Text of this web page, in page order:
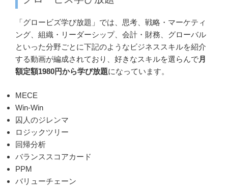
「グロービズ学び放題」では、思考、戦略・マーケティ
ング、組織・リーダーシップ、会計・財務、グローバル
といった分野ごとに下記のようなビジネススキルを紹介
する動画が編成されており、好きなスキルを選らんで月
額定額1980円から学び放題になっています。
MECE
Win-Win
囚人のジレンマ
ロジックツリー
回帰分析
バランススコアカード
PPM
バリューチェーン